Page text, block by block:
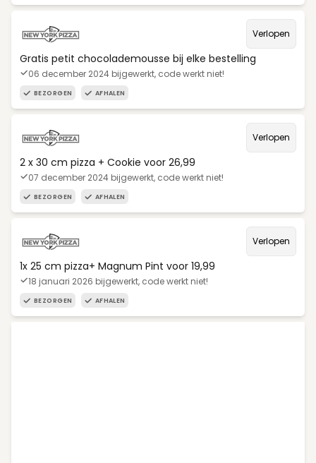
Verlopen
Gratis petit chocolademousse bij elke bestelling
06 december 2024 bijgewerkt, code werkt niet!
BEZORGEN AFHALEN
Verlopen
2 x 30 cm pizza + Cookie voor 26,99
07 december 2024 bijgewerkt, code werkt niet!
BEZORGEN AFHALEN
Verlopen
1x 25 cm pizza+ Magnum Pint voor 19,99
18 januari 2026 bijgewerkt, code werkt niet!
BEZORGEN AFHALEN